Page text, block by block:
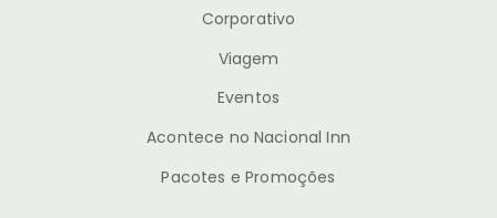
Corporativo
Viagem
Eventos
Acontece no Nacional Inn
Pacotes e Promoções